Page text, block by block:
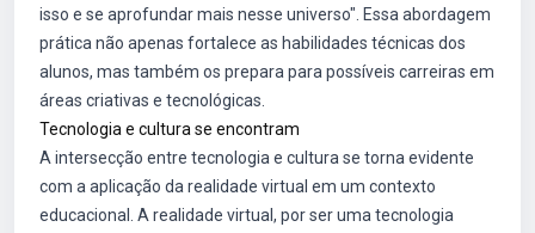
isso e se aprofundar mais nesse universo". Essa abordagem
prática não apenas fortalece as habilidades técnicas dos
alunos, mas também os prepara para possíveis carreiras em
áreas criativas e tecnológicas.
Tecnologia e cultura se encontram
A intersecção entre tecnologia e cultura se torna evidente
com a aplicação da realidade virtual em um contexto
educacional. A realidade virtual, por ser uma tecnologia